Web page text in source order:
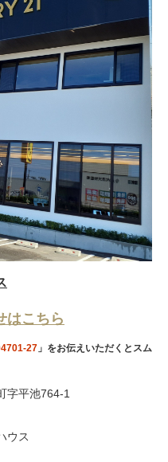
はこちら
27 」をお伝えいただくとスム
字平池764-1
ウス